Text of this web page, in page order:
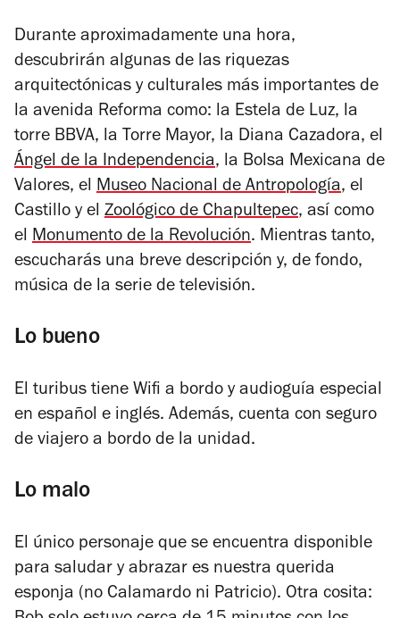
Durante aproximadamente una hora,
descubrirán algunas de las riquezas
arquitectónicas y culturales más importantes de
la avenida Reforma como: la Estela de Luz, la
torre BBVA, la Torre Mayor, la Diana Cazadora, el
Ángel de la Independencia, la Bolsa Mexicana de
Valores, el Museo Nacional de Antropología, el
Castillo y el Zoológico de Chapultepec, así como
el Monumento de la Revolución. Mientras tanto,
escucharás una breve descripción y, de fondo,
música de la serie de televisión.
Lo bueno
El turibus tiene Wifi a bordo y audioguía especial
en español e inglés. Además, cuenta con seguro
de viajero a bordo de la unidad.
Lo malo
El único personaje que se encuentra disponible
para saludar y abrazar es nuestra querida
esponja (no Calamardo ni Patricio). Otra cosita: